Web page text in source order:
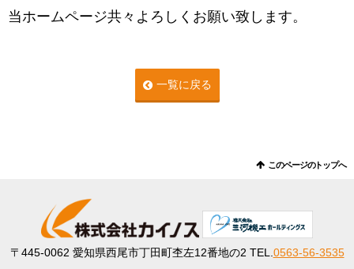
当ホームページ共々よろしくお願い致します。
一覧に戻る
このページのトップへ
〒445-0062 愛知県西尾市丁田町杢左12番地の2 TEL. 0563-56-3535